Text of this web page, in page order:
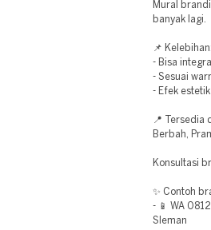
Mural
banyak lagi.
📌 Kelebihan:
- Bisa
- Sesuai
- Efek
📍 Tersedia
Berbah,
Konsultasi
✨ Contoh
- 📱 WA
Sleman